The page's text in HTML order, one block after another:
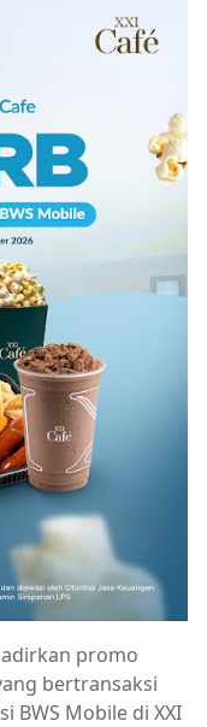
promo
bertransaksi
BWS Mobile di XXI